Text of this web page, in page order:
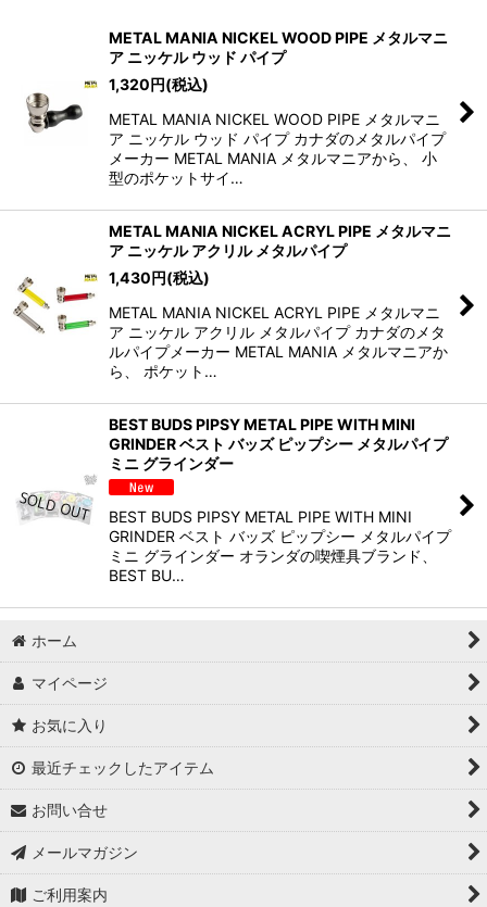
絞り込む
METAL MANIA NICKEL WOOD PIPE メタルマニ
ア ニッケル ウッド パイプ
1,320円(税込)
METAL MANIA NICKEL WOOD PIPE メタルマニ
ア ニッケル ウッド パイプ カナダのメタルパイプ
メーカー METAL MANIA メタルマニアから、 小
型のポケットサイ…
METAL MANIA NICKEL ACRYL PIPE メタルマニ
ア ニッケル アクリル メタルパイプ
1,430円(税込)
METAL MANIA NICKEL ACRYL PIPE メタルマニ
ア ニッケル アクリル メタルパイプ カナダのメタ
ルパイプメーカー METAL MANIA メタルマニアか
ら、 ポケット…
BEST BUDS PIPSY METAL PIPE WITH MINI
GRINDER ベスト バッズ ピップシー メタルパイプ
ミニ グラインダー
BEST BUDS PIPSY METAL PIPE WITH MINI
GRINDER ベスト バッズ ピップシー メタルパイプ
ミニ グラインダー オランダの喫煙具ブランド、
BEST BU…
ホーム
マイページ
お気に入り
最近チェックしたアイテム
お問い合せ
メールマガジン
ご利用案内